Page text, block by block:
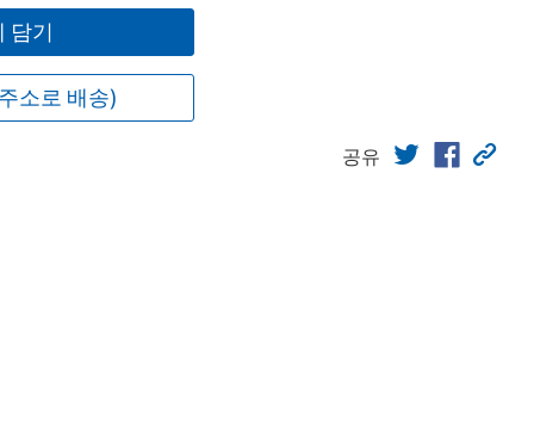
담기
소로 배송)
공유